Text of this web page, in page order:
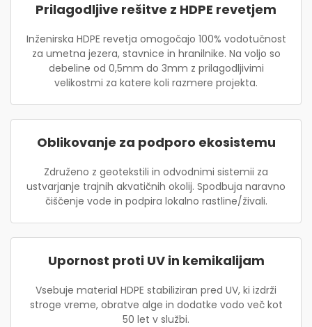
Prilagodljive rešitve z HDPE revetjem
Inženirska HDPE revetja omogočajo 100% vodotučnost
za umetna jezera, stavnice in hranilnike. Na voljo so
debeline od 0,5mm do 3mm z prilagodljivimi
velikostmi za katere koli razmere projekta.
Oblikovanje za podporo ekosistemu
Združeno z geotekstili in odvodnimi sistemii za
ustvarjanje trajnih akvatičnih okolij. Spodbuja naravno
čiščenje vode in podpira lokalno rastline/živali.
Upornost proti UV in kemikalijam
Vsebuje material HDPE stabiliziran pred UV, ki izdrži
stroge vreme, obratve alge in dodatke vodo več kot
50 let v službi.